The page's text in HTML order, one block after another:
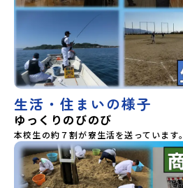
生活・住まいの様子
ゆっくりのびのび
本校生の約７割が寮生活を送っています。